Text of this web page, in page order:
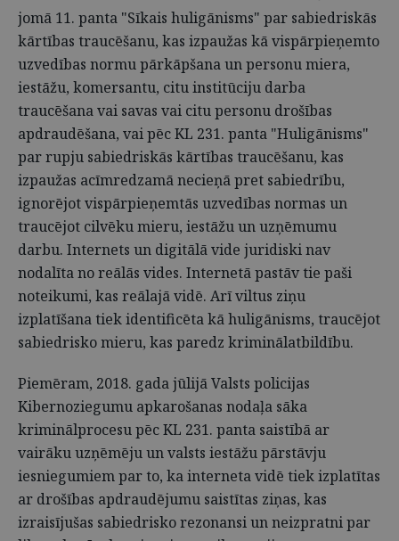
jomā 11. panta "Sīkais huligānisms" par sabiedriskās
kārtības traucēšanu, kas izpaužas kā vispārpieņemto
uzvedības normu pārkāpšana un personu miera,
iestāžu, komersantu, citu institūciju darba
traucēšana vai savas vai citu personu drošības
apdraudēšana, vai pēc KL 231. panta "Huligānisms"
par rupju sabiedriskās kārtības traucēšanu, kas
izpaužas acīmredzamā necieņā pret sabiedrību,
ignorējot vispārpieņemtās uzvedības normas un
traucējot cilvēku mieru, iestāžu un uzņēmumu
darbu. Internets un digitālā vide juridiski nav
nodalīta no reālās vides. Internetā pastāv tie paši
noteikumi, kas reālajā vidē. Arī viltus ziņu
izplatīšana tiek identificēta kā huligānisms, traucējot
sabiedrisko mieru, kas paredz kriminālatbildību.
Piemēram, 2018. gada jūlijā Valsts policijas
Kibernoziegumu apkarošanas nodaļa sāka
kriminālprocesu pēc KL 231. panta saistībā ar
vairāku uzņēmēju un valsts iestāžu pārstāvju
iesniegumiem par to, ka interneta vidē tiek izplatītas
ar drošības apdraudējumu saistītas ziņas, kas
izraisījušas sabiedrisko rezonansi un neizpratni par